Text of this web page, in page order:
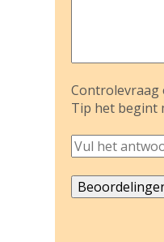
Controlevraag
Tip het begint